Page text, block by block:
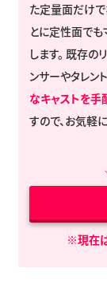
た定量面だけで
とに定性面でも
します。 既存の
ンサーやタレン
なキャストを手
すので、お気軽
※現在